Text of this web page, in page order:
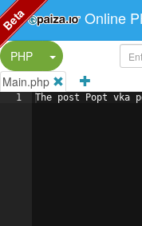
Online
PHP
Split Button!
Main.php
1 The post Popt vka